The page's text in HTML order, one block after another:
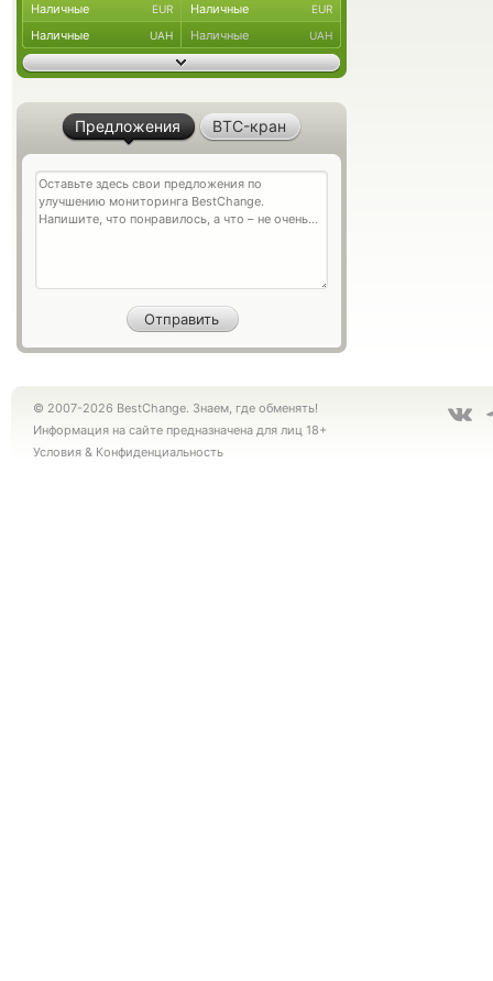
Наличные EUR Наличные EUR
Наличные UAH Наличные UAH
Предложения BTC-кран
© 2007-2026 BestChange. Знаем, где обменять!
Информация на сайте предназначена для лиц 18+
Условия & Конфиденциальность